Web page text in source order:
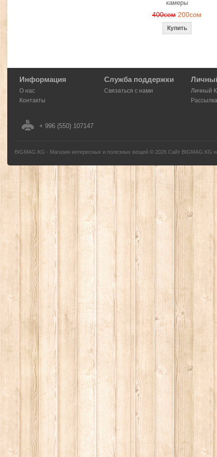
камеры
400сом 200сом
Информация
О нас
Контакты
Служба поддержки
Связаться с нами
Личный
Рассылка
+ 996 (550) 107147
BIGMAG.KG - Магазин интересных и полезных вещей © 2026 Сайт BIGMAG.KG
без письменного разрешения автора - запрещено, и будет преследоваться по